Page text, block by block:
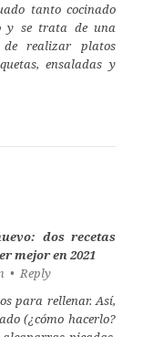
tanto cocinado
y se trata de una
realizar platos
ensaladas y
dos recetas
mejor en 2021
• Reply
para rellenar. Así,
(¿cómo hacerlo?